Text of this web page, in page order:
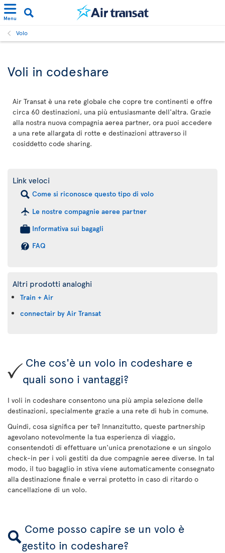
Menu
Volo
Voli in codeshare
Air Transat è una rete globale che copre tre continenti e offre
circa 60 destinazioni, una più entusiasmante dell'altra. Grazie
alla nostra nuova compagnia aerea partner, ora puoi accedere
a una rete allargata di rotte e destinazioni attraverso il
cosiddetto code sharing.
Link veloci
Come si riconosce questo tipo di volo
Le nostre compagnie aeree partner
Informativa sui bagagli
FAQ
Altri prodotti analoghi
Train + Air
connectair by Air Transat
Che cos'è un volo in codeshare e
quali sono i vantaggi?
I voli in codeshare consentono una più ampia selezione delle
destinazioni, specialmente grazie a una rete di hub in comune.
Quindi, cosa significa per te? Innanzitutto, queste partnership
agevolano notevolmente la tua esperienza di viaggio,
consentendoti di effettuare un'unica prenotazione e un singolo
check-in per i voli gestiti da due compagnie aeree diverse. In tal
modo, il tuo bagaglio in stiva viene automaticamente consegnato
alla destinazione finale e verrai protetto in caso di ritardo o
cancellazione di un volo.
Come posso capire se un volo è
gestito in codeshare?